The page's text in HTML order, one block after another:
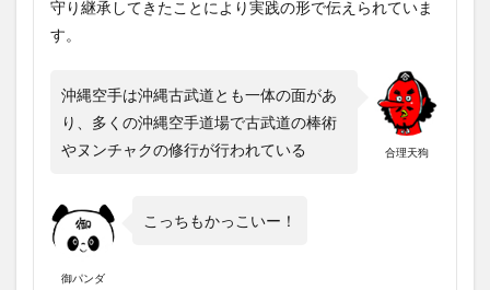
守り継承してきたことにより実践の形で伝えられていま
す。
合理天狗
沖縄空手は沖縄古武道とも一体の面があ
り、多くの沖縄空手道場で古武道の棒術
やヌンチャクの修行が行われている
御パンダ
こっちもかっこいー！